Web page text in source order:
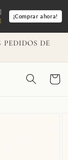
A DUBÁI PARA
¡Comprar ahora!
DE
Cart